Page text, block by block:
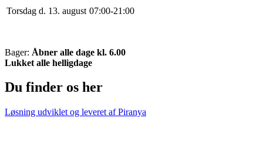
Torsdag d. 13. august 07:00-21 :00
Bager: Åbner alle dage kl. 6.00
Lukket alle helligdage
Du finder os her
Løsning udviklet og leveret afPiranya